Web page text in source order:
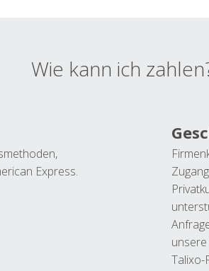
Wie kann ich
Express.
Talixo-